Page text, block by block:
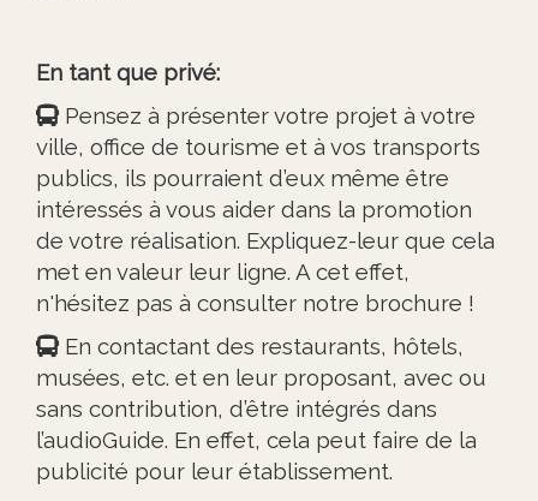
En tant que privé:
Pensez à présenter votre projet à votre
ville, office de tourisme et à vos transports
publics, ils pourraient d’eux même être
intéressés à vous aider dans la promotion
de votre réalisation. Expliquez-leur que cela
met en valeur leur ligne. A cet effet,
n'hésitez pas à consulter notre brochure !
En contactant des restaurants, hôtels,
musées, etc. et en leur proposant, avec ou
sans contribution, d’être intégrés dans
l’audioGuide. En effet, cela peut faire de la
publicité pour leur établissement.